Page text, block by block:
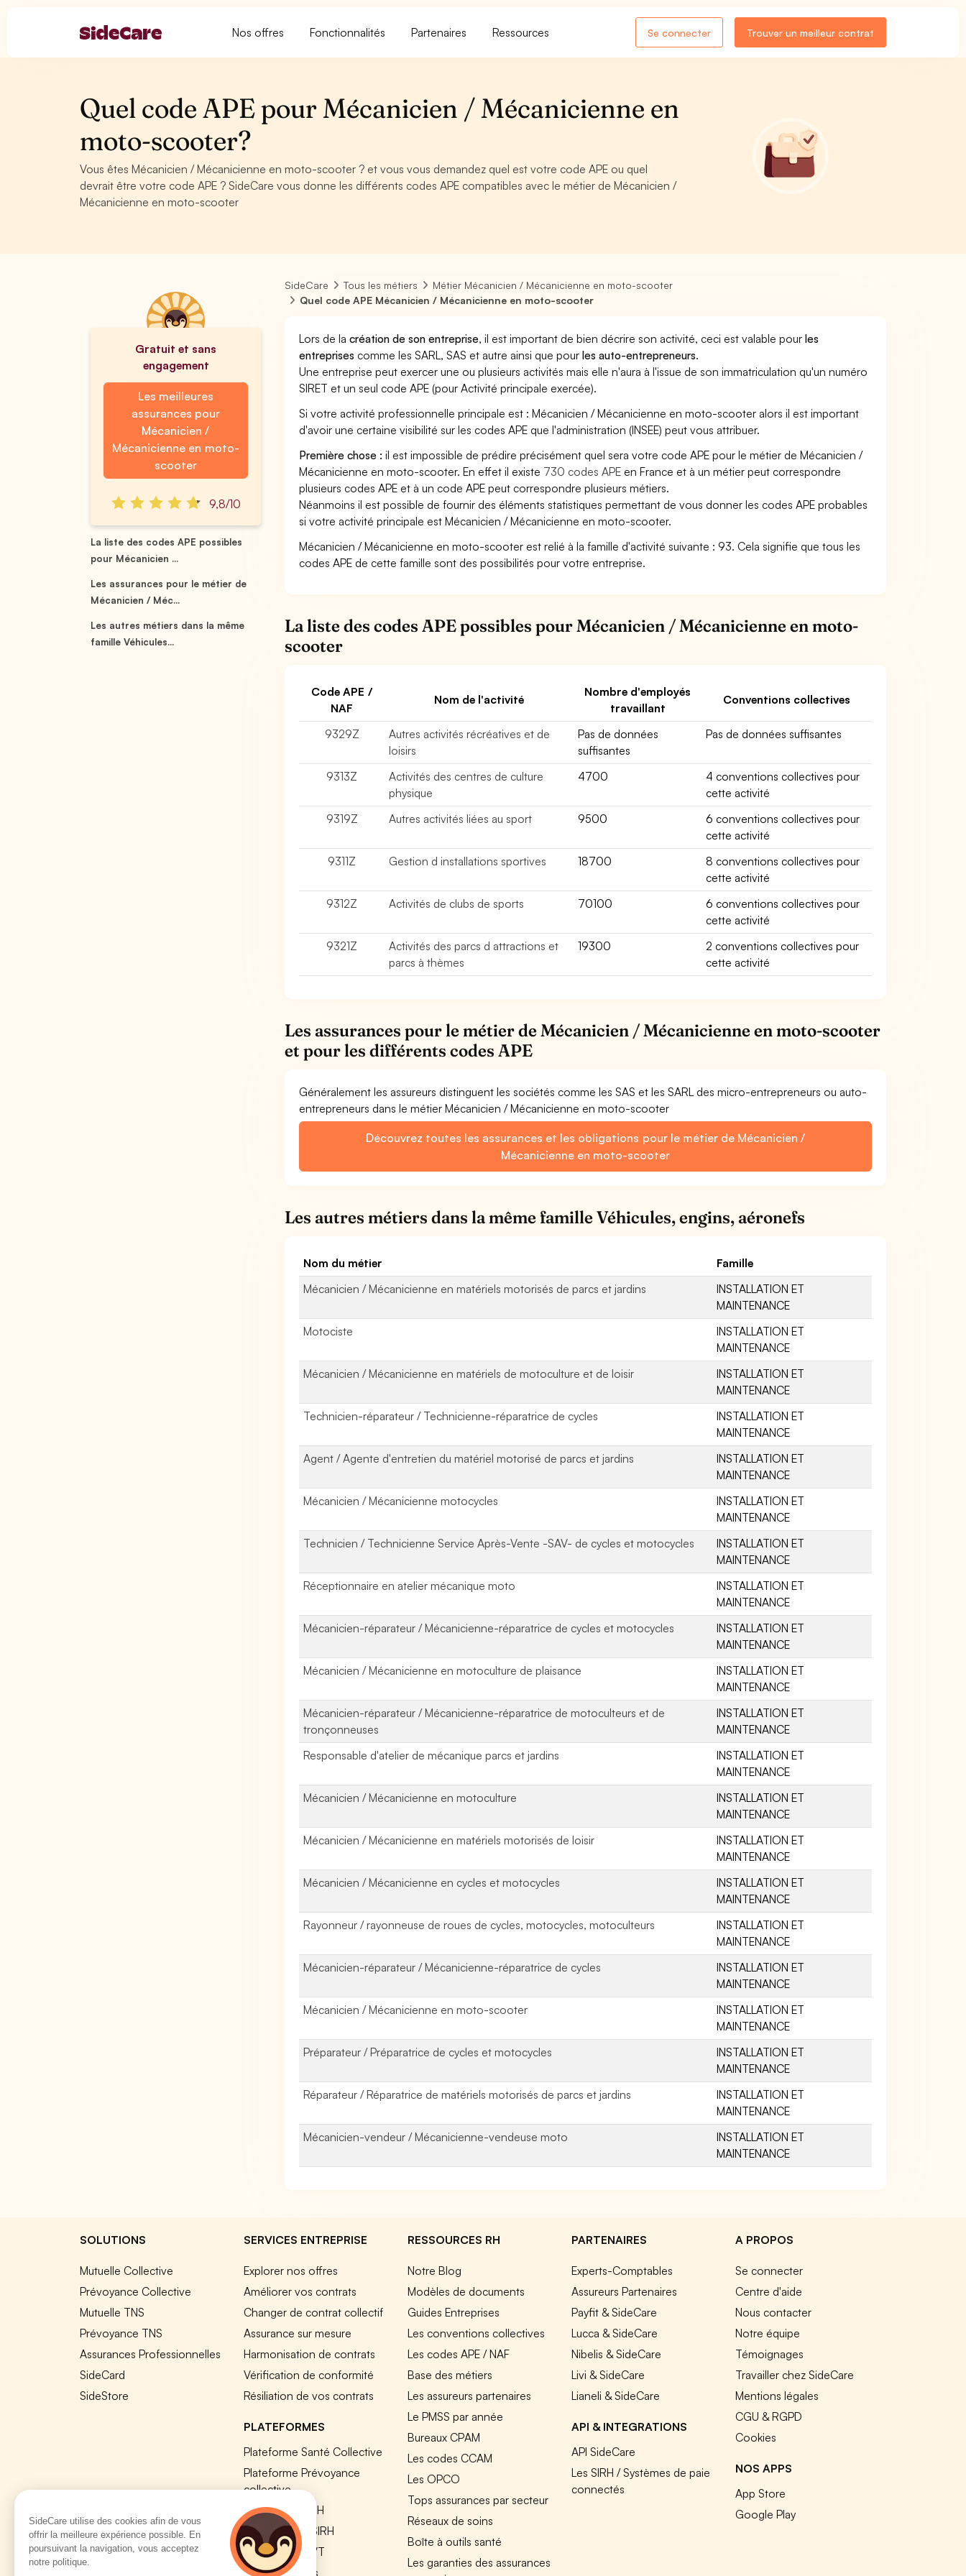
Nos offres Fonctionnalités Partenaires Ressources Se connecter Trouver un meilleur contrat
Quel code APE pour Mécanicien / Mécanicienne en
moto-scooter?
Vous êtes Mécanicien / Mécanicienne en moto-scooter ? et vous vous demandez quel est votre code APE ou quel
devrait être votre code APE ? SideCare vous donne les différents codes APE compatibles avec le métier de Mécanicien /
Mécanicienne en moto-scooter
Gratuit et sans
engagement
Les meilleures
assurances pour
Mécanicien /
Mécanicienne en moto-
scooter
9,8/10
La liste des codes APE possibles
pour Mécanicien ...
Les assurances pour le métier de
Mécanicien / Méc...
Les autres métiers dans la même
famille Véhicules...
SideCare Tous les métiers
Métier Mécanicien / Mécanicienne en moto-scooter
Quel code APE Mécanicien / Mécanicienne en moto-scooter
Lors de lacréation de son entreprise, il est important de bien décrire son activité, ceci est valable pourles
entreprises comme les SARL, SAS et autre ainsi que pourles auto-entrepreneurs.
Une entreprise peut exercer une ou plusieurs activités mais elle n'aura à l'issue de son immatriculation qu'un numéro
SIRET et un seul code APE (pour Activité principale exercée).
Si votre activité professionnelle principale est : Mécanicien / Mécanicienne en moto-scooter alors il est important
d'avoir une certaine visibilité sur les codes APE que l'administration (INSEE) peut vous attribuer.
Première chose : il est impossible de prédire précisément quel sera votre code APE pour le métier de Mécanicien /
Mécanicienne en moto-scooter. En effet il existe 730 codes APE en France et à un métier peut correspondre
plusieurs codes APE et à un code APE peut correspondre plusieurs métiers.
Néanmoins il est possible de fournir des éléments statistiques permettant de vous donner les codes APE probables
si votre activité principale est Mécanicien / Mécanicienne en moto-scooter.
Mécanicien / Mécanicienne en moto-scooter est relié à la famille d'activité suivante : 93. Cela signifie que tous les
codes APE de cette famille sont des possibilités pour votre entreprise.
La liste des codes APE possibles pour Mécanicien / Mécanicienne en moto-
scooter
Code APE /
NAF
Nom de l'activité
Nombre d'employés
travaillant
Conventions collectives
9329Z
Autres activités récréatives et de
loisirs
Pas de données
suffisantes
Pas de données suffisantes
9313Z
Activités des centres de culture
physique
4700
4 conventions collectives pour
cette activité
9319Z
Autres activités liées au sport 9500
6 conventions collectives pour
cette activité
9311Z
Gestion d installations sportives 18700
8 conventions collectives pour
cette activité
9312Z
Activités de clubs de sports 70100
6 conventions collectives pour
cette activité
9321Z
Activités des parcs d attractions et
parcs à thèmes
19300
2 conventions collectives pour
cette activité
Les assurances pour le métier de Mécanicien / Mécanicienne en moto-scooter
et pour les différents codes APE
Généralement les assureurs distinguent les sociétés comme les SAS et les SARL des micro-entrepreneurs ou auto-
entrepreneurs dans le métier Mécanicien / Mécanicienne en moto-scooter
Découvrez toutes les assurances et les obligations pour le métier de Mécanicien /
Mécanicienne en moto-scooter
Les autres métiers dans la même famille Véhicules, engins, aéronefs
Nom du métier
Famille
Mécanicien / Mécanicienne en matériels motorisés de parcs et jardins
INSTALLATION ET
MAINTENANCE
Motociste
INSTALLATION ET
MAINTENANCE
Mécanicien / Mécanicienne en matériels de motoculture et de loisir
INSTALLATION ET
MAINTENANCE
Technicien-réparateur / Technicienne-réparatrice de cycles
INSTALLATION ET
MAINTENANCE
Agent / Agente d'entretien du matériel motorisé de parcs et jardins
INSTALLATION ET
MAINTENANCE
Mécanicien / Mécanicienne motocycles
INSTALLATION ET
MAINTENANCE
Technicien / Technicienne Service Après-Vente -SAV- de cycles et motocycles
INSTALLATION ET
MAINTENANCE
Réceptionnaire en atelier mécanique moto
INSTALLATION ET
MAINTENANCE
Mécanicien-réparateur / Mécanicienne-réparatrice de cycles et motocycles
INSTALLATION ET
MAINTENANCE
Mécanicien / Mécanicienne en motoculture de plaisance
INSTALLATION ET
MAINTENANCE
Mécanicien-réparateur / Mécanicienne-réparatrice de motoculteurs et de
tronçonneuses
INSTALLATION ET
MAINTENANCE
Responsable d'atelier de mécanique parcs et jardins
INSTALLATION ET
MAINTENANCE
Mécanicien / Mécanicienne en motoculture
INSTALLATION ET
MAINTENANCE
Mécanicien / Mécanicienne en matériels motorisés de loisir
INSTALLATION ET
MAINTENANCE
Mécanicien / Mécanicienne en cycles et motocycles
INSTALLATION ET
MAINTENANCE
Rayonneur / rayonneuse de roues de cycles, motocycles, motoculteurs
INSTALLATION ET
MAINTENANCE
Mécanicien-réparateur / Mécanicienne-réparatrice de cycles
INSTALLATION ET
MAINTENANCE
Mécanicien / Mécanicienne en moto-scooter
INSTALLATION ET
MAINTENANCE
Préparateur / Préparatrice de cycles et motocycles
INSTALLATION ET
MAINTENANCE
Réparateur / Réparatrice de matériels motorisés de parcs et jardins
INSTALLATION ET
MAINTENANCE
Mécanicien-vendeur / Mécanicienne-vendeuse moto
INSTALLATION ET
MAINTENANCE
SOLUTIONS
Mutuelle Collective
Prévoyance Collective
Mutuelle TNS
Prévoyance TNS
Assurances Professionnelles
SideCard
SideStore
SERVICES ENTREPRISE
Explorer nos offres
Améliorer vos contrats
Changer de contrat collectif
Assurance sur mesure
Harmonisation de contrats
Vérification de conformité
Résiliation de vos contrats
PLATEFORMES
Plateforme Santé Collective
Plateforme Prévoyance
collective
Plateforme SIRH
Nos modules SIRH
Plateforme QVT
Tous nos outils
RESSOURCES RH
Notre Blog
Modèles de documents
Guides Entreprises
Les conventions collectives
Les codes APE / NAF
Base des métiers
Les assureurs partenaires
Le PMSS par année
Bureaux CPAM
Les codes CCAM
Les OPCO
Tops assurances par secteur
Réseaux de soins
Boîte à outils santé
Les garanties des assurances
PARTENAIRES
Experts-Comptables
Assureurs Partenaires
Payfit & SideCare
Lucca & SideCare
Nibelis & SideCare
Livi & SideCare
Lianeli & SideCare
API & INTEGRATIONS
API SideCare
Les SIRH / Systèmes de paie
connectés
A PROPOS
Se connecter
Centre d'aide
Nous contacter
Notre équipe
Témoignages
Travailler chez SideCare
Mentions légales
CGU & RGPD
Cookies
NOS APPS
App Store
Google Play
SideCare utilise des cookies afin de vous
offrir la meilleure expérience possible. En
poursuivant la navigation, vous acceptez
notre politique.